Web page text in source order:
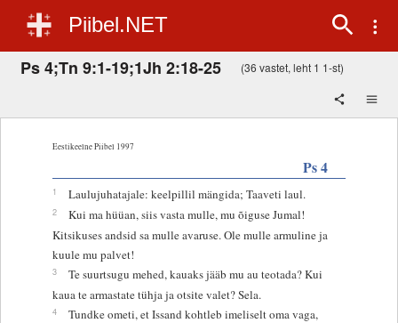
Piibel.NET
Ps 4;Tn 9:1-19;1Jh 2:18-25 (36 vastet, leht 1 1-st)
Eestikeelne Piibel 1997
Ps 4
1 Laulujuhatajale: keelpillil mängida; Taaveti laul.
2
Kui ma hüüan, siis vasta mulle, mu õiguse Jumal!
Kitsikuses andsid sa mulle avaruse. Ole mulle armuline ja
kuule mu palvet!
3
Te suurtsugu mehed, kauaks jääb mu au teotada? Kui
kaua te armastate tühja ja otsite valet? Sela.
4
Tundke ometi, et Issand kohtleb imeliselt oma vaga,